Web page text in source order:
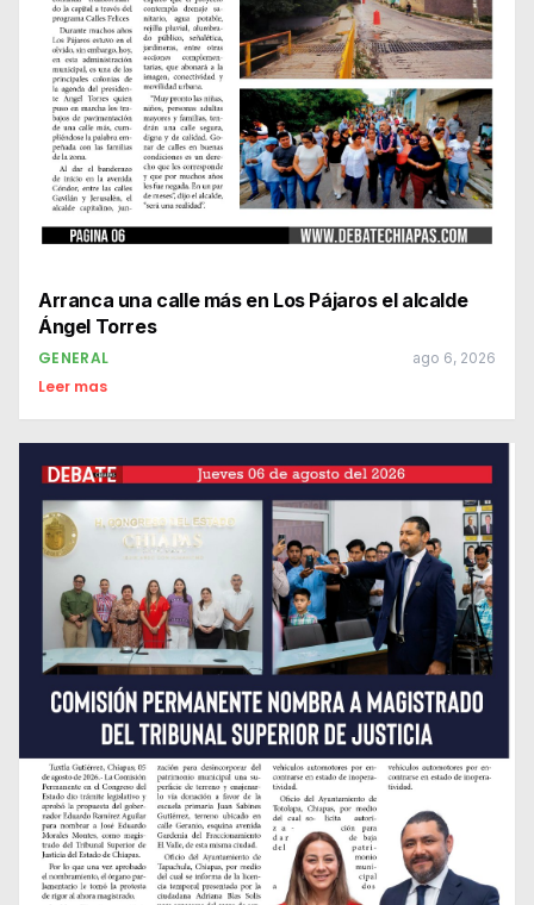
Arranca una calle más en Los Pájaros el alcalde
Ángel Torres
GENERAL ago 6, 2026
Leer mas